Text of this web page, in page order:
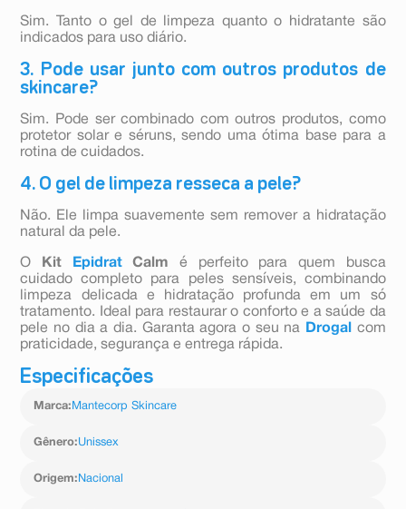
Sim. Tanto o gel de limpeza quanto o hidratante são
indicados para uso diário.
3. Pode usar junto com outros produtos de
skincare?
Sim. Pode ser combinado com outros produtos, como
protetor solar e séruns, sendo uma ótima base para a
rotina de cuidados.
4. O gel de limpeza resseca a pele?
Não. Ele limpa suavemente sem remover a hidratação
natural da pele.
O Kit EpidratCalm é perfeito para quem busca
cuidado completo para peles sensíveis, combinando
limpeza delicada e hidratação profunda em um só
tratamento. Ideal para restaurar o conforto e a saúde da
pele no dia a dia. Garanta agora o seu na
Drogal
com
praticidade, segurança e entrega rápida.
Especificações
Marca: Mantecorp Skincare
Gênero:Unissex
Origem: Nacional